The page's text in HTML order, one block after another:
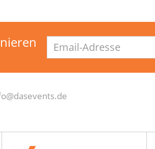
Adresse